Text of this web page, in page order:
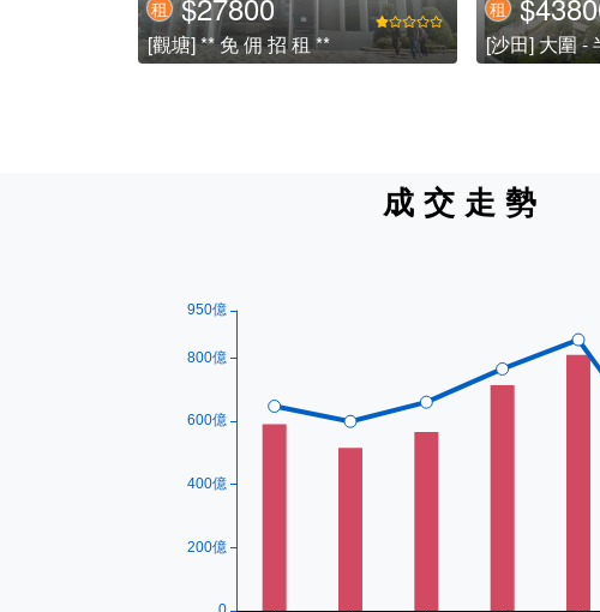
租
[觀塘] ** 免 佣 招 租 **
租
[沙田] 大圍 -
成交走勢